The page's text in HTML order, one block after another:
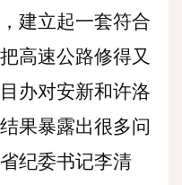
建立起一套符合
高速公路修得又
办对安新和许洛
果暴露出很多问
纪委书记李清